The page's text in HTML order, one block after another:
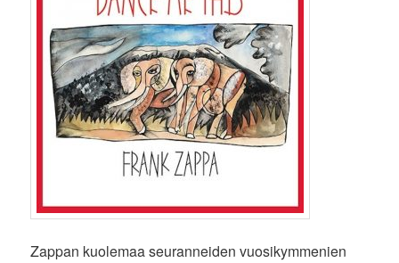
Zappan kuolemaa seuranneiden vuosikymmenien